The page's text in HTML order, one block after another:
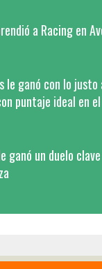
a Racing en
le ganó con lo justo
puntaje ideal en
ganó un duelo